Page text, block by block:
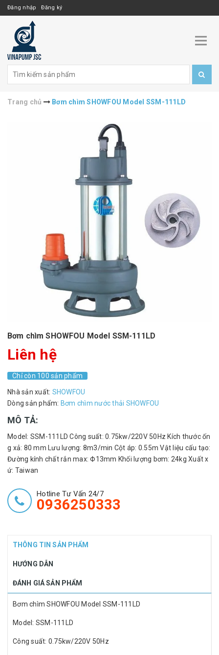
Đăng nhập Đăng ký
Trang chủ Bơm chìm SHOWFOU Model SSM-111LD
Bơm chìm SHOWFOU Model SSM-111LD
Liên hệ
Chỉ còn 100 sản phẩm
Nhà sản xuất: SHOWFOU
Dòng sản phẩm: Bơm chìm nước thải SHOWFOU
MÔ TẢ:
Model: SSM-111LD Công suất: 0.75kw/220V 50Hz Kích thước ốn
g xả: 80 mm Lưu lượng: 8m3/min Cột áp: 0.55m Vật liệu cấu tạo:
Đường kính chất rắn max: Ф13mm Khối lượng bơm: 24kg Xuất x
ứ: Taiwan
Hotline Tư Vấn 24/7
0936250333
THÔNG TIN SẢN PHẨM
HƯỚNG DẪN
ĐÁNH GIÁ SẢN PHẨM
Bơm chìm SHOWFOU Model SSM-111LD
Model: SSM-111LD
Công suất: 0.75kw/220V 50Hz